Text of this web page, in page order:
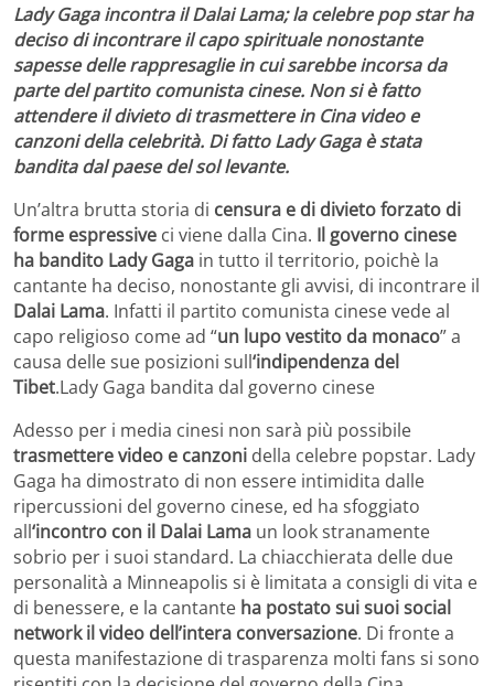
Lady Gaga incontra il Dalai Lama; la celebre pop star ha
deciso di incontrare il capo spirituale nonostante
sapesse delle rappresaglie in cui sarebbe incorsa da
parte del partito comunista cinese. Non si è fatto
attendere il divieto di trasmettere in Cina video e
canzoni della celebrità. Di fatto Lady Gaga è stata
bandita dal paese del sol levante.
Un’altra brutta storia di censura e di divieto forzato di
forme espressive ci viene dalla Cina. Il governo cinese
ha bandito Lady Gaga in tutto il territorio, poichè la
cantante ha deciso, nonostante gli avvisi, di incontrare il
Dalai Lama. Infatti il partito comunista cinese vede al
capo religioso come ad “un lupo vestito da monaco” a
causa delle sue posizioni sull‘indipendenza del
Tibet.Lady Gaga bandita dal governo cinese
Adesso per i media cinesi non sarà più possibile
trasmettere video e canzoni della celebre popstar. Lady
Gaga ha dimostrato di non essere intimidita dalle
ripercussioni del governo cinese, ed ha sfoggiato
all‘incontro con il Dalai Lama un look stranamente
sobrio per i suoi standard. La chiacchierata delle due
personalità a Minneapolis si è limitata a consigli di vita e
di benessere, e la cantante ha postato sui suoi social
network il video dell’intera conversazione. Di fronte a
questa manifestazione di trasparenza molti fans si sono